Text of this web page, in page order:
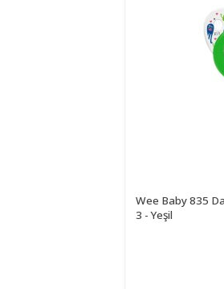
Wee Baby 835
3 - Yeşil